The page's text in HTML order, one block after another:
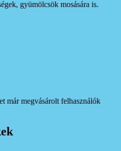
gyümölcsök mosására is.
már megvásárolt felhasználók